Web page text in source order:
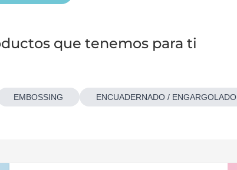
que tenemos para ti
EMBOSSING ENCUADERNADO / ENGARGOLADO